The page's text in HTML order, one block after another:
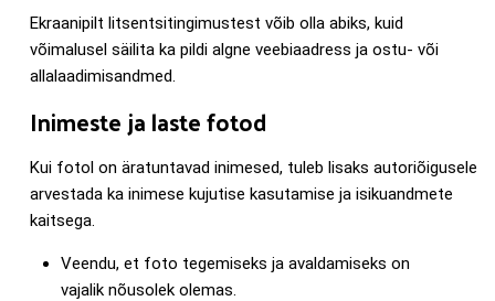
Ekraanipilt litsentsitingimustest võib olla abiks, kuid
võimalusel säilita ka pildi algne veebiaadress ja ostu- või
allalaadimisandmed.
Inimeste ja laste fotod
Kui fotol on äratuntavad inimesed, tuleb lisaks autoriõigusele
arvestada ka inimese kujutise kasutamise ja isikuandmete
kaitsega.
Veendu, et foto tegemiseks ja avaldamiseks on
vajalik nõusolek olemas.